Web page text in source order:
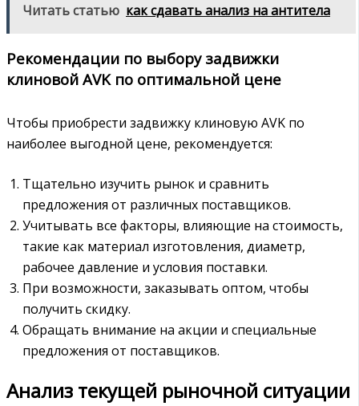
Читать статью как сдавать анализ на антитела
Рекомендации по выбору задвижки
клиновой AVK по оптимальной цене
Чтобы приобрести задвижку клиновую AVK по
наиболее выгодной цене, рекомендуется:
Тщательно изучить рынок и сравнить
предложения от различных поставщиков.
Учитывать все факторы, влияющие на стоимость,
такие как материал изготовления, диаметр,
рабочее давление и условия поставки.
При возможности, заказывать оптом, чтобы
получить скидку.
Обращать внимание на акции и специальные
предложения от поставщиков.
Анализ текущей рыночной ситуации